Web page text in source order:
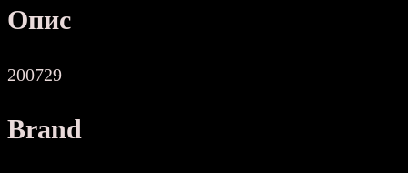
NOVO
Опис
200729
Brand